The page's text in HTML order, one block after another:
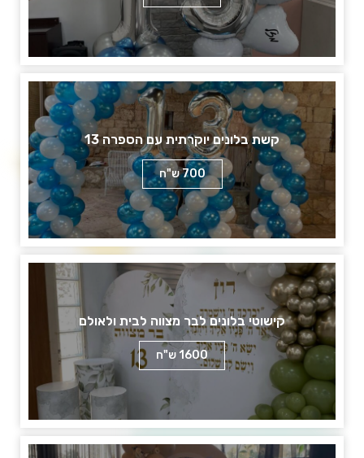
קשת בלונים יוקרתית עם הספרה 13
700 ש"ח
קישוטי בלונים לבר מצווה לבית ולאולם
1600 ש"ח